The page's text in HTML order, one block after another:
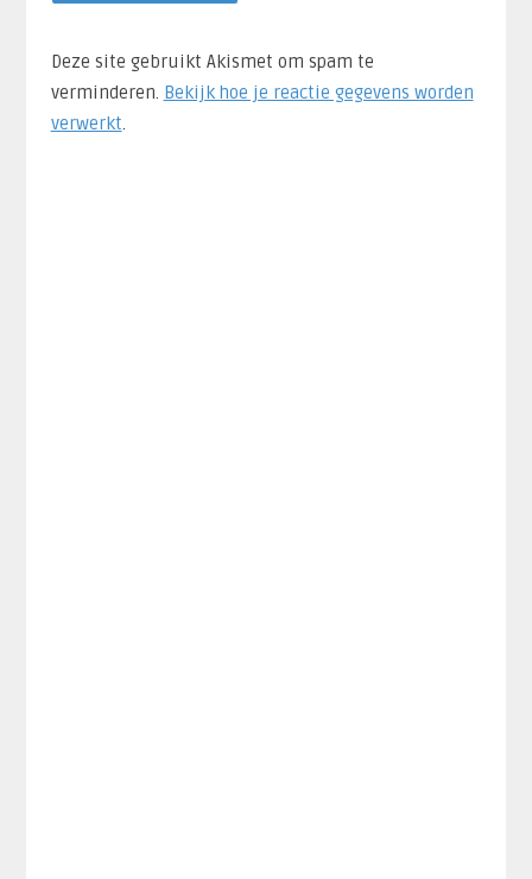
Deze site gebruikt Akismet om spam te
verminderen. Bekijk hoe je reactie gegevens worden
verwerkt.